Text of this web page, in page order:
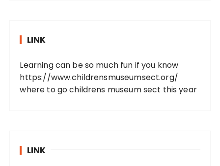
LINK
Learning can be so much fun if you know
https://www.childrensmuseumsect.org/
where to go childrens museum sect this year
LINK